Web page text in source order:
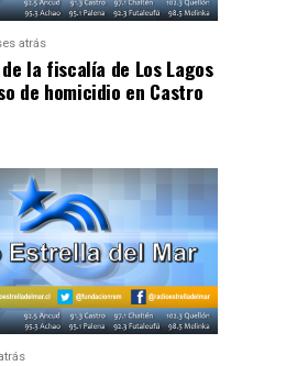
atrás
de la fiscalía de Los Lagos
de homicidio en Castro